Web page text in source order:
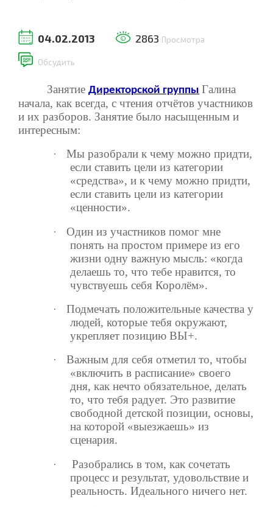
04.02.2013 2863 Просмотра
Обсудить
ЗанятиеДиректорской группы Галина
начала, как всегда, с чтения отчётов участников
и их разборов. Занятие было насыщенным и
интересным:
·
Мы разобрали к чему можно придти,
если ставить цели из категории
«средства», и к чему можно придти,
если ставить цели из категории
«ценности».
·
Один из участников помог мне
понять на простом примере из его
жизни одну важную мысль: «когда
делаешь то, что тебе нравится, то
чувствуешь себя Королём».
·
Подмечать положительные качества у
людей, которые тебя окружают,
укрепляет позицию ВЫ+.
·
Важным для себя отметил то, чтобы
«включить в расписание» своего
дня, как нечто обязательное, делать
то, что тебя радует. Это развитие
свободной детской позиции, основы,
на которой «выезжаешь» из
сценария.
·
Разобрались в том, как сочетать
процесс и результат, удовольствие и
реальность. Идеального ничего нет.